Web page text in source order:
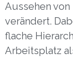
Aussehen
verändert.
flache
Arbeitsplatz